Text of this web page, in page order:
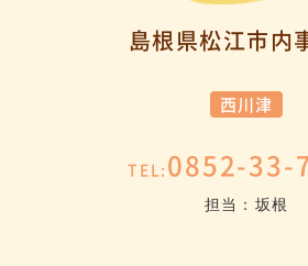
島根県松江市内
西川津
TEL: 0852-33-
担当：坂根